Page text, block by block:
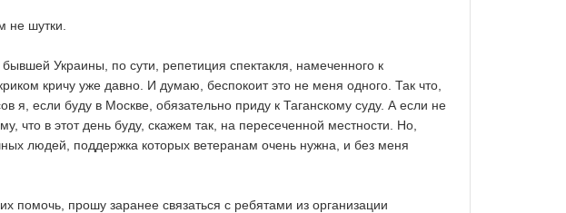
не шутки.
Украины, по сути, репетиция спектакля, намеченного к
кричу уже давно. И думаю, беспокоит это не меня одного. Так что,
я, если буду в Москве, обязательно приду к Таганскому суду. А если не
что в этот день буду, скажем так, на пересеченной местности. Но,
людей, поддержка которых ветеранам очень нужна, и без меня
помочь, прошу заранее связаться с ребятами из организации